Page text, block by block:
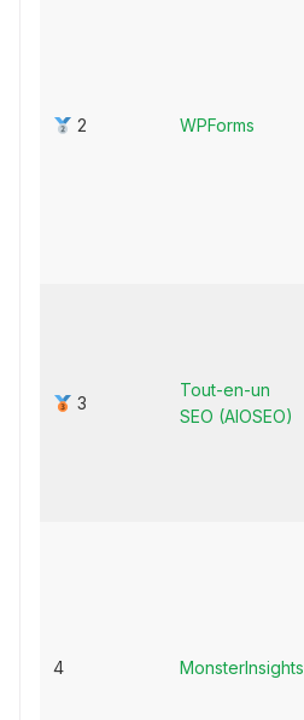
2 WPForms
3
Tout-en-un
SEO (AIOSEO)
4 MonsterInsights